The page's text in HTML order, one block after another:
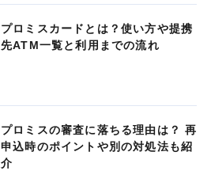
プロミスカードとは？使い方や提携
先ATM一覧と利用までの流れ
プロミスの審査に落ちる理由は？ 再
申込時のポイントや別の対処法も紹
介